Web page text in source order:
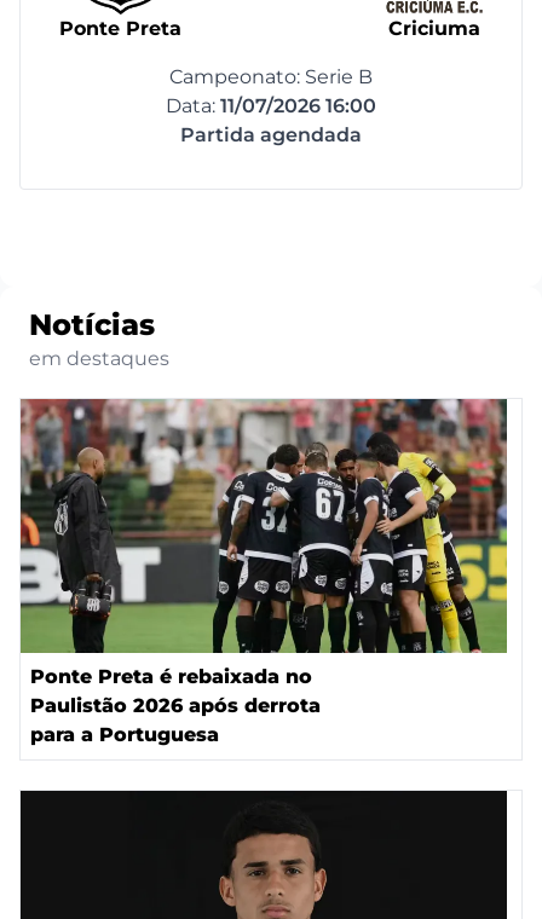
Ponte Preta Criciuma
Campeonato: Serie B
Data: 11/07/2026 16:00
Partida agendada
Notícias
em destaques
Ponte Preta é rebaixada no
Paulistão 2026 após derrota
para a Portuguesa